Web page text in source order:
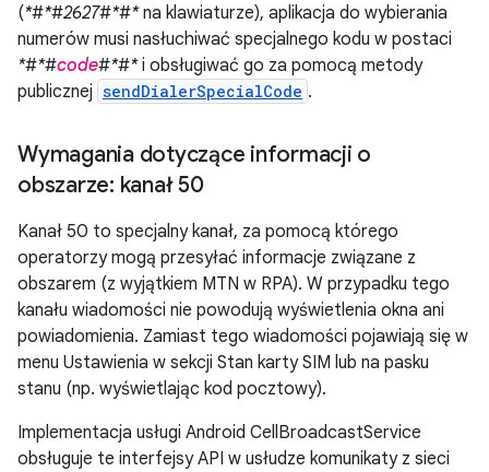
(*#*#2627#*#*na klawiaturze), aplikacja do wybierania
numerów musi nasłuchiwać specjalnego kodu w postaci
*#*#code#*#*i obsługiwać go za pomocą metody
publicznej sendDialerSpecialCode .
Wymagania dotyczące informacji o
obszarze: kanał 50
Kanał 50 to specjalny kanał, za pomocą którego
operatorzy mogą przesyłać informacje związane z
obszarem (z wyjątkiem MTN w RPA). W przypadku tego
kanału wiadomości nie powodują wyświetlenia okna ani
powiadomienia. Zamiast tego wiadomości pojawiają się w
menu Ustawienia w sekcji Stan karty SIM lub na pasku
stanu (np. wyświetlając kod pocztowy).
Implementacja usługi Android CellBroadcastService
obsługuje te interfejsy API w usłudze komunikaty z sieci